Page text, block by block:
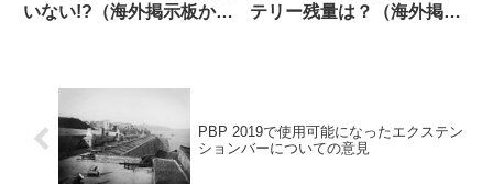
いない!?（海外掲示板か
テリー残量は？（海外掲示
PBP 2019で使用可能になったエクステン
ションバーについての意見